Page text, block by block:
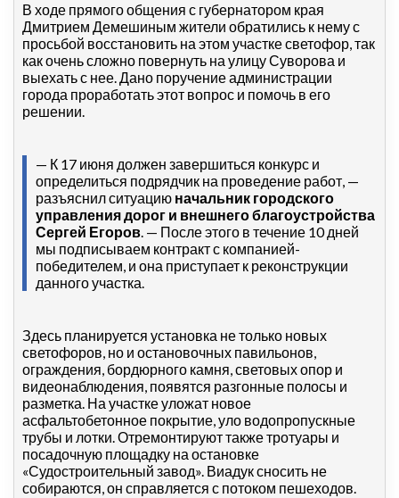
В ходе прямого общения с губернатором края
Дмитрием Демешиным жители обратились к нему с
просьбой восстановить на этом участке светофор, так
как очень сложно повернуть на улицу Суворова и
выехать с нее. Дано поручение администрации
города проработать этот вопрос и помочь в его
решении.
— К 17 июня должен завершиться конкурс и
определиться подрядчик на проведение работ, —
разъяснил ситуацию начальник городского
управления дорог и внешнего благоустройства
Сергей Егоров. — После этого в течение 10 дней
мы подписываем контракт с компанией-
победителем, и она приступает к реконструкции
данного участка.
Здесь планируется установка не только новых
светофоров, но и остановочных павильонов,
ограждения, бордюрного камня, световых опор и
видеонаблюдения, появятся разгонные полосы и
разметка. На участке уложат новое
асфальтобетонное покрытие, уло водопропускные
трубы и лотки. Отремонтируют также тротуары и
посадочную площадку на остановке
«Судостроительный завод». Виадук сносить не
собираются, он справляется с потоком пешеходов.